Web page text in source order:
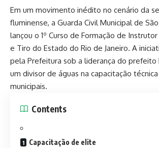
Em um movimento inédito no cenário da
fluminense, a Guarda Civil Municipal de
lançou o 1º Curso de Formação de
e Tiro do Estado do Rio de Janeiro. A
pela Prefeitura sob a liderança do prefeito
um divisor de águas na capacitação
municipais.
Contents
Capacitação de elite